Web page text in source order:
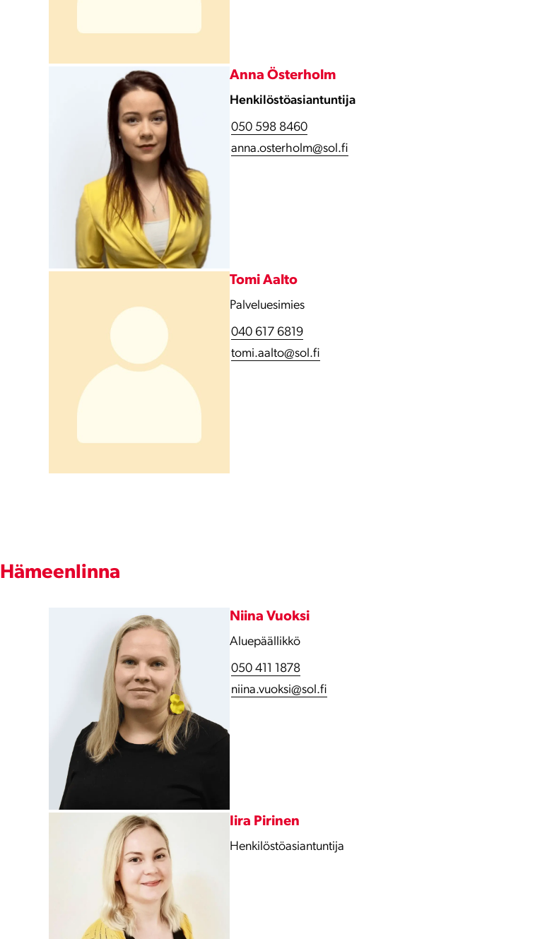
Anna Österholm
Henkilöstöasiantuntija
050 598 8460
anna.osterholm@sol.fi
Tomi Aalto
Palveluesimies
040 617 6819
tomi.aalto@sol.fi
Hämeenlinna
Niina Vuoksi
Aluepäällikkö
050 411 1878
niina.vuoksi@sol.fi
Iira Pirinen
Henkilöstöasiantuntija